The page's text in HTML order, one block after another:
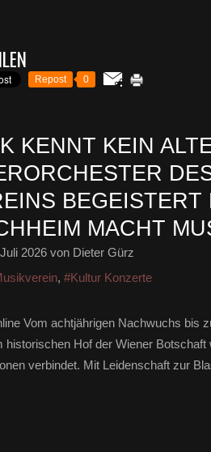
Repost 0
KENNT KEIN
BEGEISTERT
MACHT
2026 von Dieter Gürz
, #Kultur Konzerte
Vom achtjährigen Nachwuchs bis
historischen Hof der Wiener
verbindet. Mit Leidenschaft zur